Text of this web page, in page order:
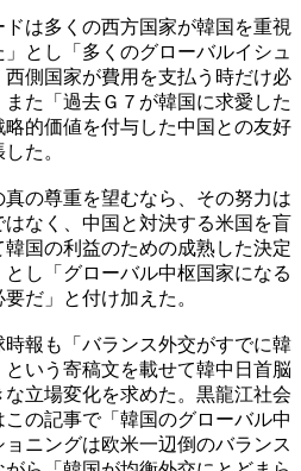
は多くの西方国家が韓国を重視
とし「多くのグローバルイシュ
側国家が費用を支払う時だけ必
た「過去Ｇ７が韓国に求愛した
的価値を付与した中国との友好
た。
の尊重を望むなら、その努力は
なく、中国と対決する米国を盲
国の利益のための成熟した決定
し「グローバル中枢国家になる
だ」と付け加えた。
報も「バランス外交がすでに韓
いう寄稿文を載せて韓中日首脳
立場変化を求めた。黒龍江社会
の記事で「韓国のグローバル中
ニングは欧米一辺倒のバランス